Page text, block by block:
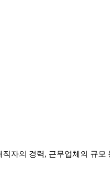
자의 경력, 근무업체의 규모